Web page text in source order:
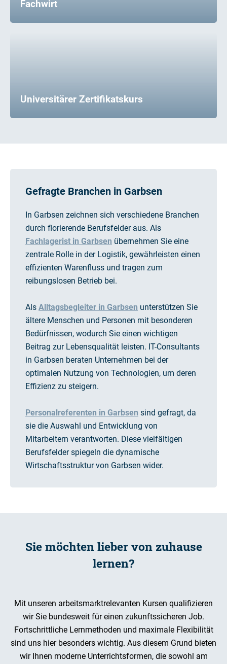
Fachwirt
Universitärer Zertifikatskurs
Gefragte Branchen in Garbsen
In Garbsen zeichnen sich verschiedene Branchen
durch florierende Berufsfelder aus. Als
Fachlagerist in Garbsen übernehmen Sie eine
zentrale Rolle in der Logistik, gewährleisten einen
effizienten Warenfluss und tragen zum
reibungslosen Betrieb bei.
Als Alltagsbegleiter in Garbsen unterstützen Sie
ältere Menschen und Personen mit besonderen
Bedürfnissen, wodurch Sie einen wichtigen
Beitrag zur Lebensqualität leisten. IT-Consultants
in Garbsen beraten Unternehmen bei der
optimalen Nutzung von Technologien, um deren
Effizienz zu steigern.
Personalreferenten in Garbsen sind gefragt, da
sie die Auswahl und Entwicklung von
Mitarbeitern verantworten. Diese vielfältigen
Berufsfelder spiegeln die dynamische
Wirtschaftsstruktur von Garbsen wider.
Sie möchten lieber von zuhause
lernen?
Mit unseren arbeitsmarktrelevanten Kursen qualifizieren
wir Sie bundesweit für einen zukunftssicheren Job.
Fortschrittliche Lernmethoden und maximale Flexibilität
sind uns hier besonders wichtig. Aus diesem Grund bieten
wir Ihnen moderne Unterrichtsformen, die sowohl am